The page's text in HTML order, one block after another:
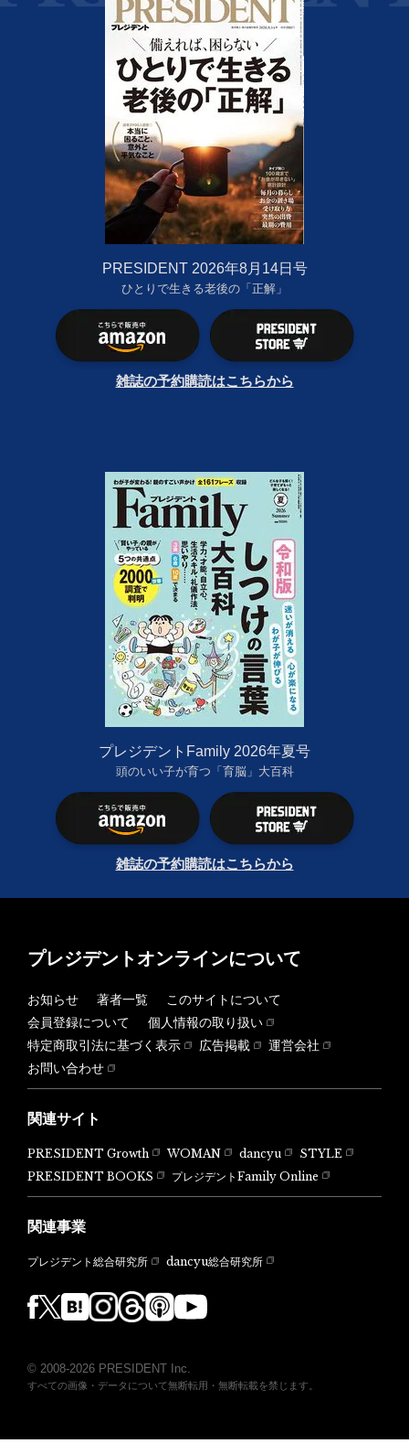
PRESIDENT 2026年8月14日号
ひとりで生きる老後の「正解」
雑誌の予約購読はこちらから
プレジデントFamily 2026年夏号
頭のいい子が育つ「育脳」大百科
雑誌の予約購読はこちらから
プレジデントオンラインについて
お知らせ 著者一覧
このサイトについて
会員登録について
個人情報の取り扱い
特定商取引法に基づく表示
広告掲載
運営会社
お問い合わせ
関連サイト
PRESIDENT Growth WOMAN dancyu
STYLE
PRESIDENT BOOKS
プレジデントFamily Online
関連事業
プレジデント総合研究所 dancyu総合研究所
© 2008-2026 PRESIDENT Inc.
すべての画像・データについて無断転用・無断転載を禁じます。